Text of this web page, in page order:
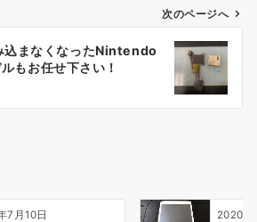
次のページへ
込まなくなったNintendo
もお任せ下さい！
7月10日 2020年